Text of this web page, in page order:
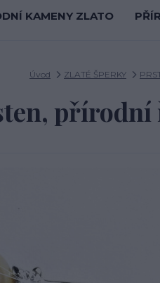
KAMENY ZLATO
Úvod ZLATÉ ŠPERKY
přírodní